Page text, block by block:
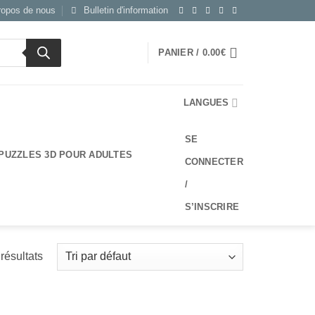
de nous Bulletin d'information
PANIER / 0.00€
PUZZLES 3D POUR ADULTES
LANGUES
SE
CONNECTER
/
S’INSCRIRE